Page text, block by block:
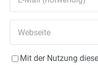
Mit der Nutzung